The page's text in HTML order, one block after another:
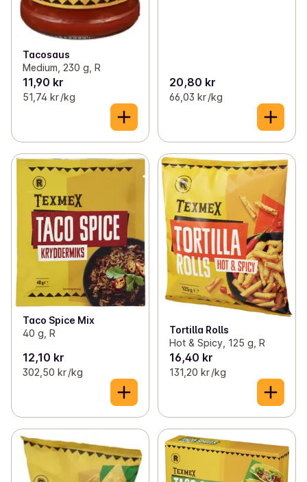
Tacosaus
Medium, 230 g, R
11,90 kr
51,74 kr /kg
20,80 kr
66,03 kr /kg
Taco Spice Mix
40 g, R
12,10 kr
302,50 kr /kg
Tortilla Rolls
Hot & Spicy, 125 g, R
16,40 kr
131,20 kr /kg